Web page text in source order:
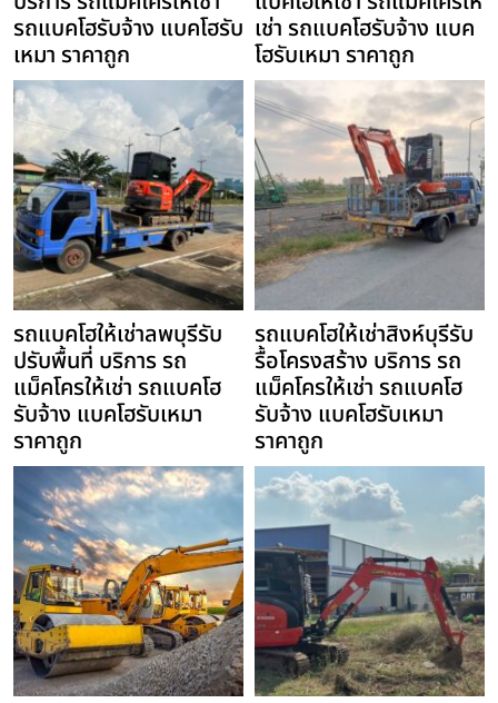
รถแบคโฮรับจ้าง แบคโฮรับ
เหมา ราคาถูก
เช่า รถแบคโฮรับจ้าง แบค
โฮรับเหมา ราคาถูก
รถแบคโฮให้เช่าลพบุรีรับ
ปรับพื้นที่ บริการ รถ
แม็คโครให้เช่า รถแบคโฮ
รับจ้าง แบคโฮรับเหมา
ราคาถูก
รถแบคโฮให้เช่าสิงห์บุรีรับ
รื้อโครงสร้าง บริการ รถ
แม็คโครให้เช่า รถแบคโฮ
รับจ้าง แบคโฮรับเหมา
ราคาถูก